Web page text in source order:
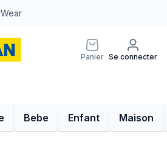
Panier Se connecter
Bebe Enfant Maison